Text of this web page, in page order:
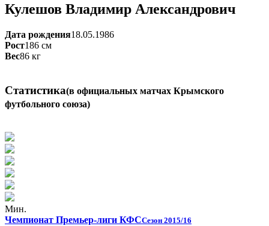
Кулешов Владимир Александрович
Дата рождения18.05.1986
Рост186 см
Вес86 кг
Статистика(в официальных матчах Крымского
футбольного союза)
Мин.
Чемпионат Премьер-лиги КФССезон 2015/16